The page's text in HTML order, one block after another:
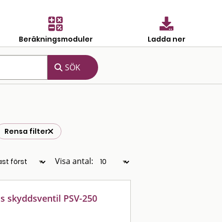
Beräkningsmoduler Ladda ner
Rensa filter
Visa antal:
skyddsventil PSV-250